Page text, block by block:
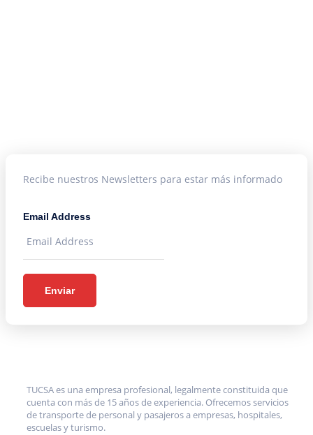
Recibe nuestros Newsletters para estar más informado
Email Address
Enviar
TUCSA es una empresa profesional, legalmente constituida que
cuenta con más de 15 años de experiencia. Ofrecemos servicios
de transporte de personal y pasajeros a empresas, hospitales,
escuelas y turismo.